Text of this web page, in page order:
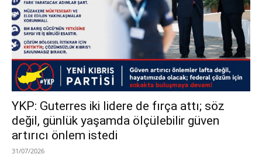
YKP: Guterres iki lidere de fırça attı; söz
değil, günlük yaşamda ölçülebilir güven
artırıcı önlem istedi
31/07/2026